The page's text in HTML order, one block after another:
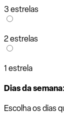
3 estrelas
2 estrelas
1 estrela
Dias da semana:
Escolha os dias